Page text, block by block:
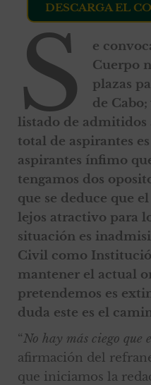
DESCARGA EL
S
e
Cuerpo
plazas
de
listado de admitidos
total de aspirantes
aspirantes ínfimo
tengamos dos
que se deduce que
lejos atractivo para
situación es
Civil como
mantener el actual
pretendemos es
duda este es el
“No hay más ciego que
afirmación del
que iniciamos la